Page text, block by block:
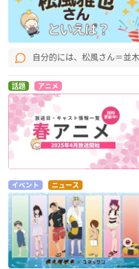
自分的には、松風さん＝並
話題 アニメ
イベント ニュース